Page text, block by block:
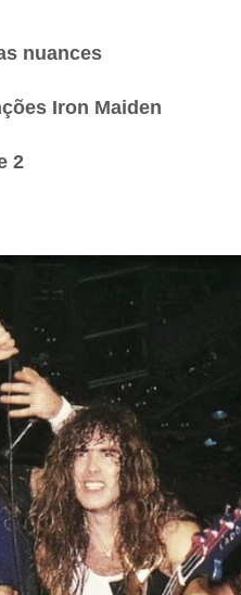
nuances
Iron Maiden
2